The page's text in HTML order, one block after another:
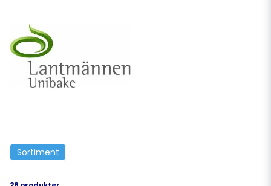
Lantmännen Unibake har som mål att göra
bröd till en lönsam affär för sina kunder
genom produkter av hög kvalitet och
oöverträffade lösningar – alltid med
utgångspunkt i ett hållbart tankesätt och
Sortiment